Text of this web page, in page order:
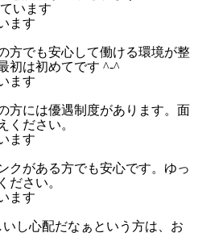
います
ます
方でも安心して働ける環境が整
初は初めてです ^-^
ます
方には優遇制度があります。面
ください。
ます
クがある方でも安心です。ゆっ
ださい。
ます
し心配だなぁという方は、お